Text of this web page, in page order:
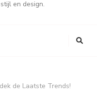
en design.
de Laatste Trends!